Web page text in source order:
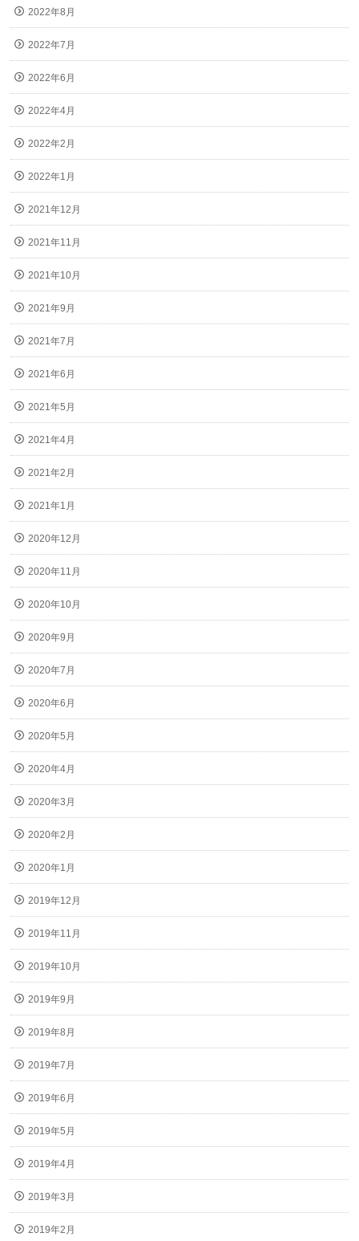
2022年8月
2022年7月
2022年6月
2022年4月
2022年2月
2022年1月
2021年12月
2021年11月
2021年10月
2021年9月
2021年7月
2021年6月
2021年5月
2021年4月
2021年2月
2021年1月
2020年12月
2020年11月
2020年10月
2020年9月
2020年7月
2020年6月
2020年5月
2020年4月
2020年3月
2020年2月
2020年1月
2019年12月
2019年11月
2019年10月
2019年9月
2019年8月
2019年7月
2019年6月
2019年5月
2019年4月
2019年3月
2019年2月